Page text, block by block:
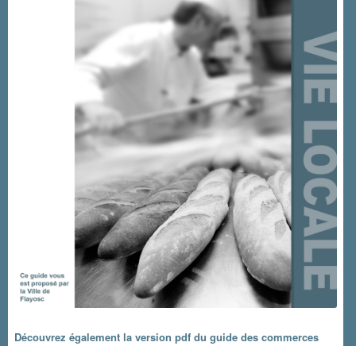
Découvrez également la version pdf du guide des commerces